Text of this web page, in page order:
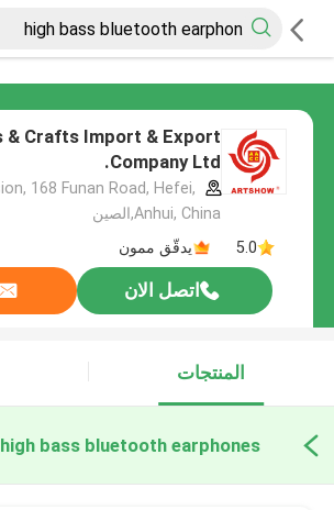
& Crafts Import & Export
Company Ltd.
168 Funan Road, Hefei,
Anhui, China,الصين
5.0
يدقّق ممون
اتصل الان
المنتجات